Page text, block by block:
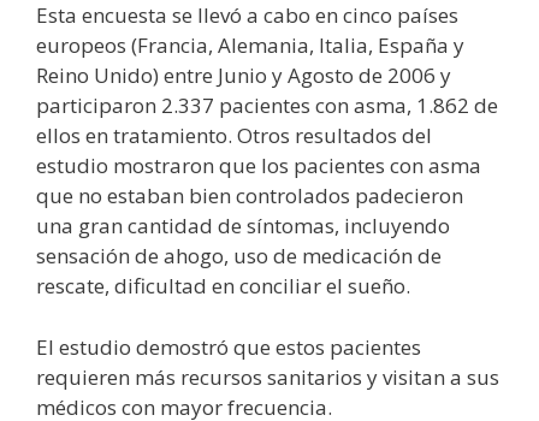
Esta encuesta se llevó a cabo en cinco países
europeos (Francia, Alemania, Italia, España y
Reino Unido) entre Junio y Agosto de 2006 y
participaron 2.337 pacientes con asma, 1.862 de
ellos en tratamiento. Otros resultados del
estudio mostraron que los pacientes con asma
que no estaban bien controlados padecieron
una gran cantidad de síntomas, incluyendo
sensación de ahogo, uso de medicación de
rescate, dificultad en conciliar el sueño.
El estudio demostró que estos pacientes
requieren más recursos sanitarios y visitan a sus
médicos con mayor frecuencia.